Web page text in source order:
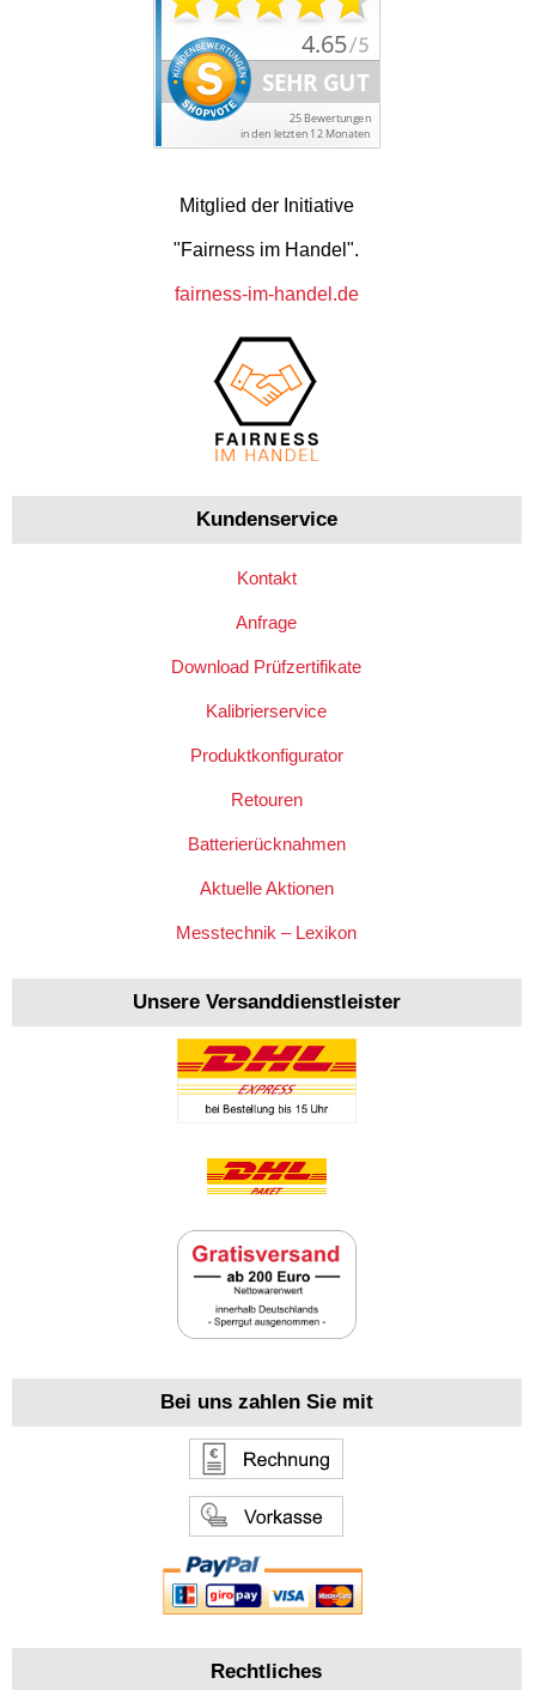
Mitglied der Initiative
"Fairness im Handel".
fairness-im-handel.de
Kundenservice
Kontakt
Anfrage
Download Prüfzertifikate
Kalibrierservice
Produktkonfigurator
Retouren
Batterierücknahmen
Aktuelle Aktionen
Messtechnik – Lexikon
Unsere Versanddienstleister
Bei uns zahlen Sie mit
Rechtliches